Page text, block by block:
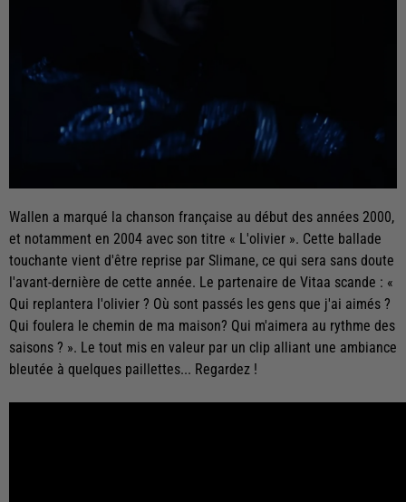
Wallen a marqué la chanson française au début des années 2000,
et notamment en 2004 avec son titre « L'olivier ». Cette ballade
touchante vient d'être reprise par Slimane, ce qui sera sans doute
l'avant-dernière de cette année. Le partenaire de Vitaa scande : «
Qui replantera l'olivier ? Où sont passés les gens que j'ai aimés ?
Qui foulera le chemin de ma maison? Qui m'aimera au rythme des
saisons ? ». Le tout mis en valeur par un clip alliant une ambiance
bleutée à quelques paillettes... Regardez !